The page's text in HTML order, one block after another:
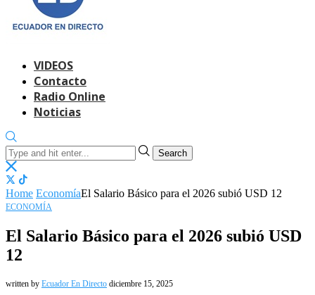
VIDEOS
Contacto
Radio Online
Noticias
Search
Home EconomíaEl Salario Básico para el 2026 subió USD 12
ECONOMÍA
El Salario Básico para el 2026 subió USD
12
written by Ecuador En Directo diciembre 15, 2025